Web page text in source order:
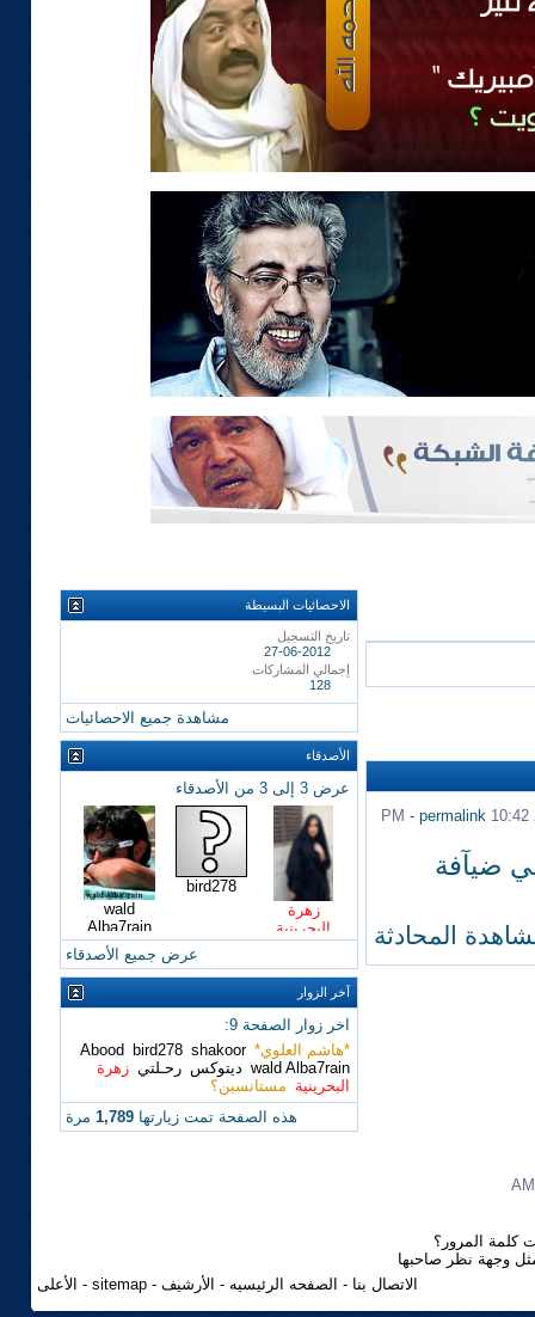
10:42 PM
- permalink
ضيآفة
المحادثة
الاحصائيات البسيطة
تاريخ التسجيل
27-06-2012
إجمالي المشاركات
128
مشاهدة جميع الاحصائيات
الأصدقاء
عرض 3 إلى 3 من الأصدقاء
زهرة
البحرينية
bird278
wald
Alba7rain
عرض جميع الأصدقاء
آخر الزوار
اخر زوار الصفحة 9:
*هاشم العلوي*
Abood bird278 shakoor
wald Alba7rain ديتوكس رحـلتي زهرة
البحرينية مستانسين؟
هذه الصفحة تمت زيارتها1,789 مرة
كلمة المرور؟
وجهة نظر صاحبها
الاتصال بنا - الصفحه الرئيسيه - الأرشيف -
sitemap
- الأعلى